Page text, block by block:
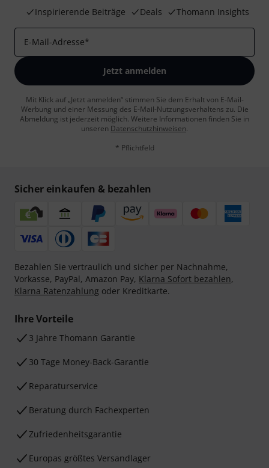
Inspirierende Beiträge
Deals Thomann Insights
E-Mail-Adresse*
Jetzt anmelden
Mit Klick auf „Jetzt anmelden“ stimmen Sie dem Erhalt von E-Mail-
Werbung und einer Messung des E-Mail-Nutzungsverhaltens zu. Die
Abmeldung ist jederzeit möglich. Weitere Informationen finden Sie in
unseren Datenschutzhinweisen.
* Pflichtfeld
Sicher einkaufen & bezahlen
Bezahlen Sie vertraulich und sicher per Nachnahme,
Vorkasse, PayPal, Amazon Pay, Klarna Sofort bezahlen,
Klarna Ratenzahlung oder Kreditkarte.
Ihre Vorteile
3 Jahre Thomann Garantie
30 Tage Money-Back-Garantie
Reparaturservice
Beratung durch Fachexperten
Zufriedenheitsgarantie
Europas größtes Versandlager